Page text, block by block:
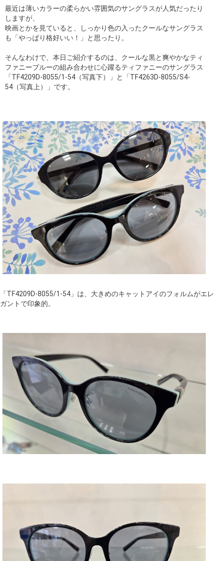
最近は薄いカラーの柔らかい雰囲気のサングラスが人気だったり
しますが、
映画とかを見ていると、しっかり色の入ったクールなサングラス
も「やっぱり格好いい！」と思ったり。
そんなわけで、本日ご紹介するのは、クールな黒と爽やかなティ
ファニーブルーの組み合わせに心躍るティファニーのサングラス
「TF4209D-8055/1-54（写真下）」と「TF4263D-8055/S4-
54（写真上）」です。
「TF4209D-8055/1-54」は、大きめのキャットアイのフォルムがエレ
ガントで印象的。